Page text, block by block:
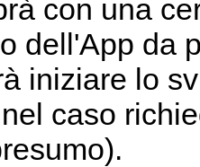
con una
dell'App da
iniziare lo
caso